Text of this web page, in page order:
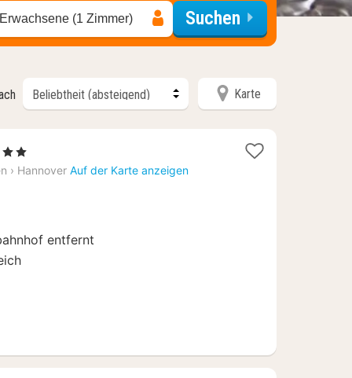
(1 Zimmer) Suchen
Karte
› Hannover Auf der Karte anzeigen
entfernt